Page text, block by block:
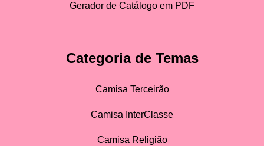
Gerador de Catálogo em PDF
Categoria de Temas
Camisa Terceirão
Camisa InterClasse
Camisa Religião